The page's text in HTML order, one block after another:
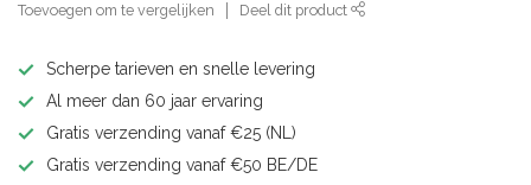
Toevoegen om te vergelijken Deel dit product
Scherpe tarieven en snelle levering
Al meer dan 60 jaar ervaring
Gratis verzending vanaf €25 (NL)
Gratis verzending vanaf €50 BE/DE